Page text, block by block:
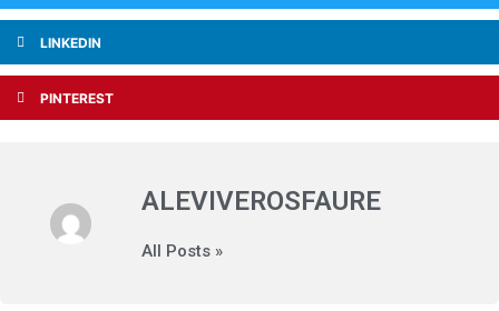
LINKEDIN
PINTEREST
ALEVIVEROSFAURE
All Posts »